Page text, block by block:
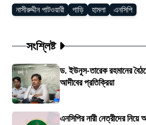
নাসীরুদ্দীন পাটওয়ারী গাড়ি হামলা এনসিপি
সংশ্লিষ্ট
ড. ইউনূস-তারেক রহমানের
আদীবের প্রতিক্রিয়া
এনসিপির নারী নেত্রীদের নিয়ে